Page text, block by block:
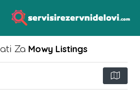
Za MowyListings